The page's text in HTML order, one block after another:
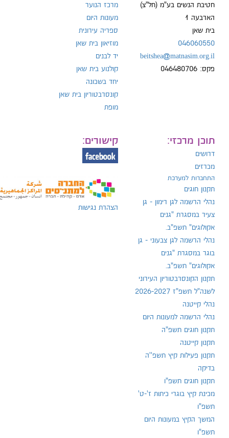
חטיבת הנשים בע"מ (חל"צ)
הארבעה 1
בית שאן
046060550
beitshea@matnasim.org.il
פקס: 046480706
מרכז הנוער
מעונות היום
ספריה עירונית
מוזיאון בית שאן
יד לבנים
קולנוע בית שאן
יחד בשכונה
קונסרבטוריון בית שאן
מופת
תוכן מרכזי:
דרושים
מכרזים
התחברות למערכת
תקנון חוגים
נהלי הרשמה לגן רימון - גן
צעיר במסגרת "גנים
אקולוגים" תשפ"ב.
נהלי הרשמה לגן צבעוני - גן
בוגר במסגרת "גנים
אקולוגים" תשפ"ב.
תקנון הקונסרבטוריון העירוני
לשנה"ל תשפ"ז 2026-2027
נהלי קייטנה
נהלי הרשמה למעונות היום
תקנון חוגים תשפ"ה
תקנון קייטנה
תקנון פעילות קיץ תשפ''ה
בדיקה
תקנון חוגים תשפ"ו
מכינת קיץ בוגרי כיתות ז'-ט'
תשפ"ו
המשך הקיץ במעונות היום
תשפ"ו
קישורים:
הצהרת נגישות